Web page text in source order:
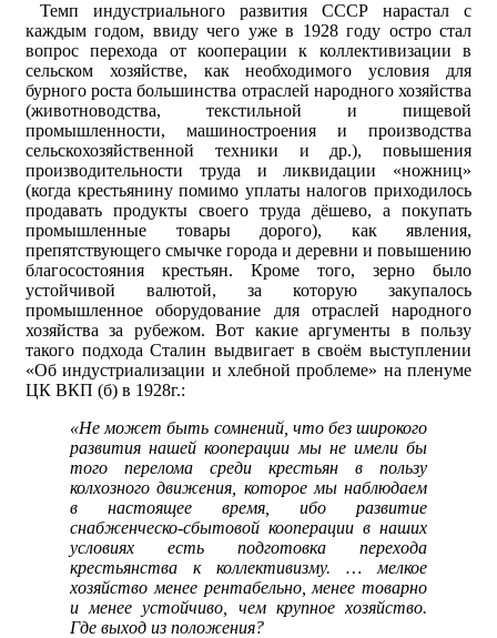
Темп индустриального развития СССР нарастал с
каждым годом, ввиду чего уже в 1928 году остро стал
вопрос перехода от кооперации к коллективизации в
сельском хозяйстве, как необходимого условия для
бурного роста большинства отраслей народного хозяйства
(животноводства, текстильной и пищевой
промышленности, машиностроения и производства
сельскохозяйственной техники и др.), повышения
производительности труда и ликвидации «ножниц»
(когда крестьянину помимо уплаты налогов приходилось
продавать продукты своего труда дёшево, а покупать
промышленные товары дорого), как явления,
препятствующего смычке города и деревни и повышению
благосостояния крестьян. Кроме того, зерно было
устойчивой валютой, за которую закупалось
промышленное оборудование для отраслей народного
хозяйства за рубежом. Вот какие аргументы в пользу
такого подхода Сталин выдвигает в своём выступлении
«Об индустриализации и хлебной проблеме» на пленуме
ЦК ВКП (б) в 1928г.:
«Не может быть сомнений, что без широкого
развития нашей кооперации мы не имели бы
того перелома среди крестьян в пользу
колхозного движения, которое мы наблюдаем
в настоящее время, ибо развитие
снабженческо-сбытовой кооперации в наших
условиях есть подготовка перехода
крестьянства к коллективизму. … мелкое
хозяйство менее рентабельно, менее товарно
и менее устойчиво, чем крупное хозяйство.
Где выход из положения?